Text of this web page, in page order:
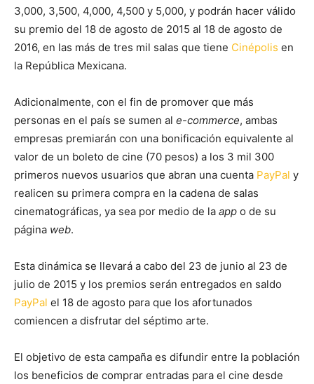
3,000, 3,500, 4,000, 4,500 y 5,000, y podrán hacer válido
su premio del 18 de agosto de 2015 al 18 de agosto de
2016, en las más de tres mil salas que tiene Cinépolis en
la República Mexicana.
Adicionalmente, con el fin de promover que más
personas en el país se sumen al e-commerce, ambas
empresas premiarán con una bonificación equivalente al
valor de un boleto de cine (70 pesos) a los 3 mil 300
primeros nuevos usuarios que abran una cuenta PayPal y
realicen su primera compra en la cadena de salas
cinematográficas, ya sea por medio de la app o de su
página web.
Esta dinámica se llevará a cabo del 23 de junio al 23 de
julio de 2015 y los premios serán entregados en saldo
PayPal el 18 de agosto para que los afortunados
comiencen a disfrutar del séptimo arte.
El objetivo de esta campaña es difundir entre la población
los beneficios de comprar entradas para el cine desde